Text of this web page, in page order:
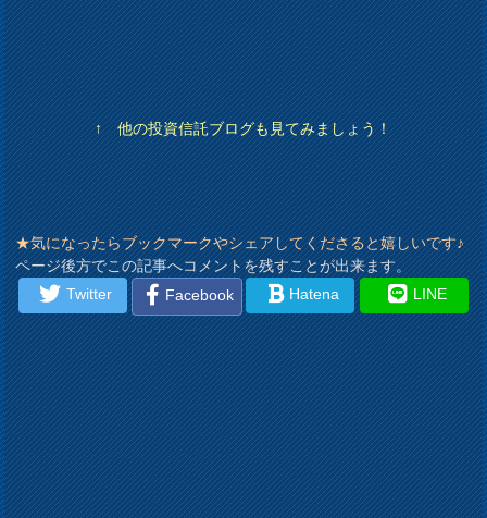
↑ 他の投資信託ブログも見てみましょう！
★気になったらブックマークやシェアしてくださると嬉しいです♪
ページ後方でこの記事へコメントを残すことが出来ます。
Twitter
Facebook Hatena LINE